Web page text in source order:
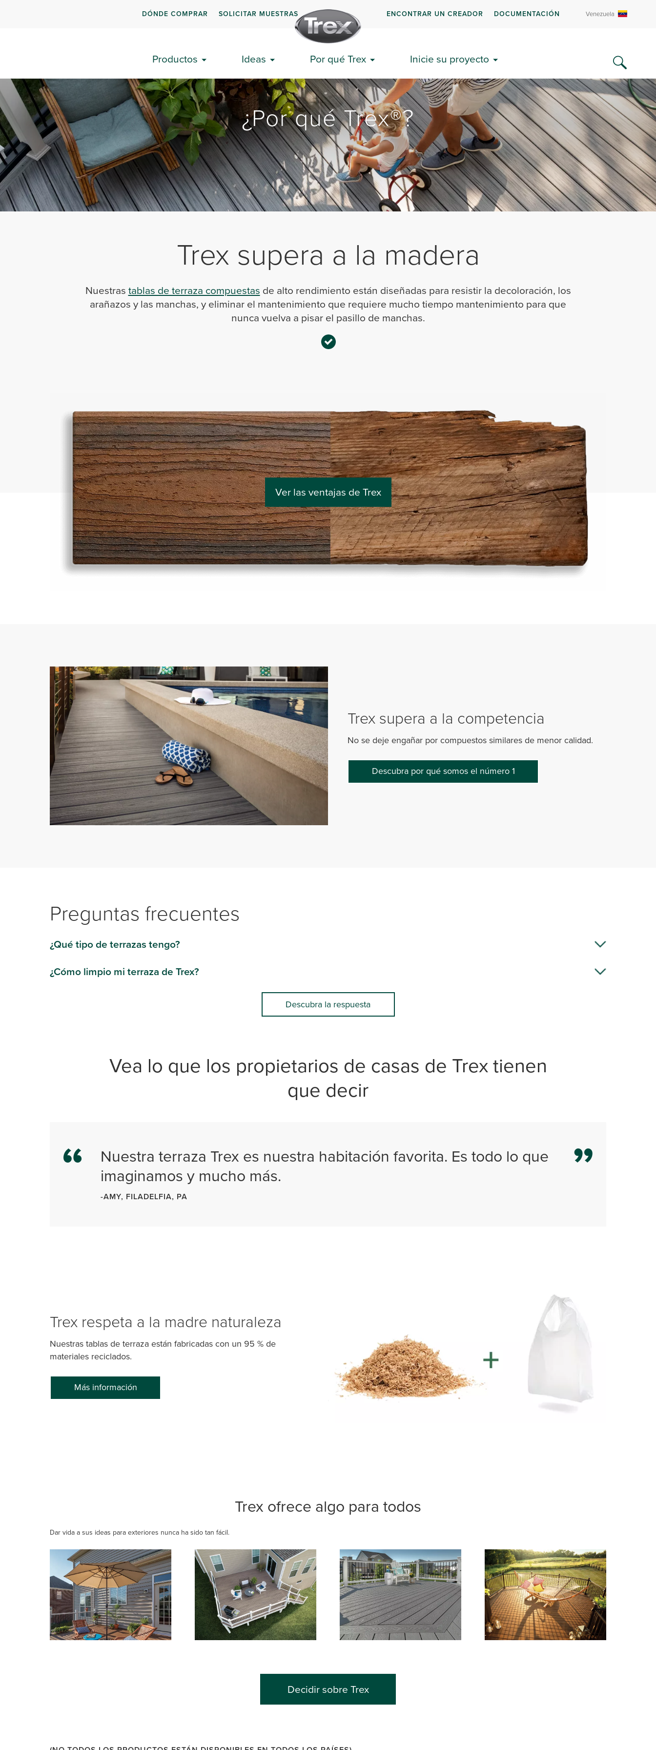
DÓNDE COMPRAR SOLICITAR MUESTRAS ENCONTRAR UN CREADOR DOCUMENTACIÓN Venezuela
Productos Ideas Por qué Trex Inicie su proyecto
¿Por qué Trex®?
Trex supera a la madera
Nuestrastablas de terraza compuestas de alto rendimiento están diseñadas para resistir la decoloración, los
arañazos y las manchas, y eliminar el mantenimiento que requiere mucho tiempo mantenimiento para que
nunca vuelva a pisar el pasillo de manchas.
Ver las ventajas de Trex
Trex supera a la competencia
No se deje engañar por compuestos similares de menor calidad.
Descubra por qué somos el número 1
Preguntas frecuentes
¿Qué tipo de terrazas tengo?
¿Cómo limpio mi terraza de Trex?
Descubra la respuesta
Vea lo que los propietarios de casas de Trex tienen
que decir
Nuestra terraza Trex es nuestra habitación favorita. Es todo lo que
imaginamos y mucho más.
-AMY, FILADELFIA, PA
Trex respeta a la madre naturaleza
Nuestras tablas de terraza están fabricadas con un 95 % de
materiales reciclados.
Más información
Trex ofrece algo para todos
Dar vida a sus ideas para exteriores nunca ha sido tan fácil.
Decidir sobre Trex